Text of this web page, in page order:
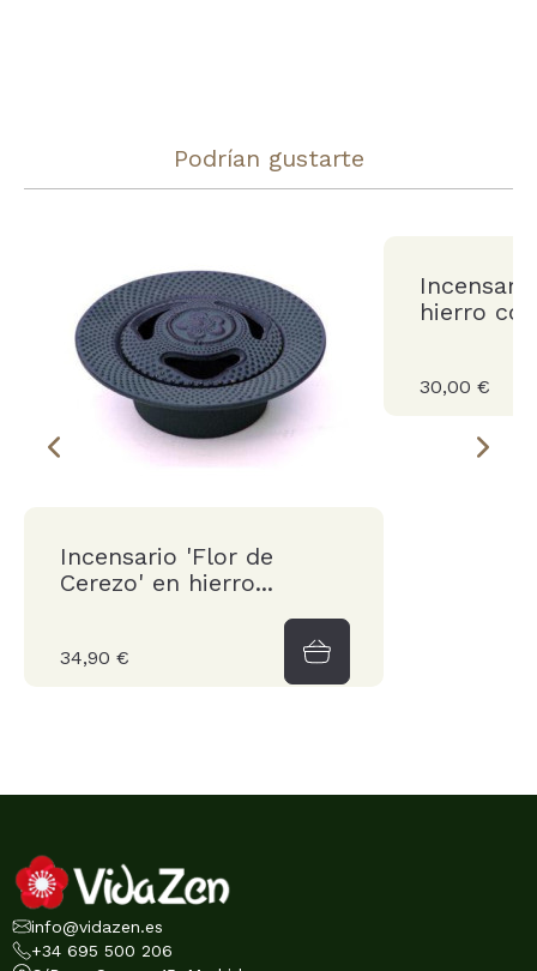
Podrían gustarte
Incensario 'Flor de
Cerezo' en hierro...
34,90 €
hierro
30,00 €
info@vidazen.es
+34 695 500 206